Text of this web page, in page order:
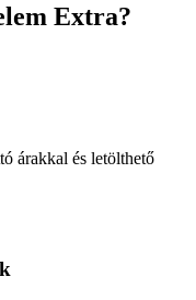
Extra?
árakkal és letölthető